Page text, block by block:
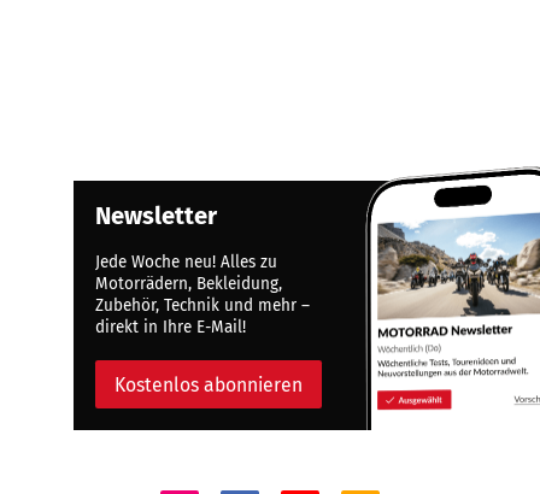
Newsletter
Jede Woche neu! Alles zu
Motorrädern, Bekleidung,
Zubehör, Technik und mehr –
direkt in Ihre E-Mail!
Kostenlos abonnieren